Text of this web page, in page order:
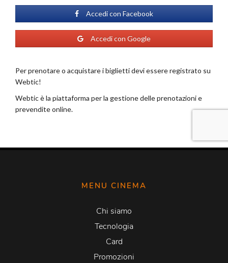
MENU CINEMA
Chi siamo
Tecnologia
Card
Promozioni